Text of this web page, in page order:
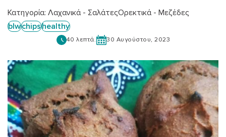
Κατηγορία: Λαχανικά - ΣαλάτεςΟρεκτικά - Μεζέδες
blwchipshealthy
40 λεπτά. 30 Αυγούστου, 2023